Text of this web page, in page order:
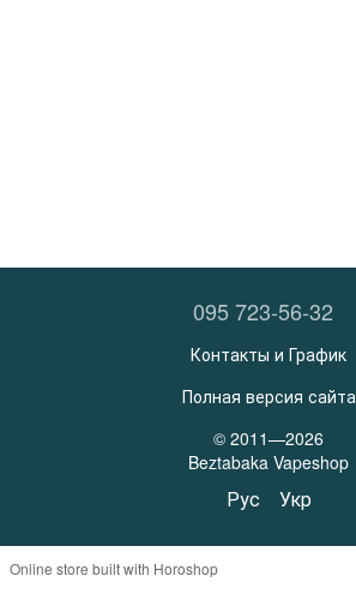
095 723-56-32
Контакты и График
Полная версия сайта
© 2011—2026
Beztabaka Vapeshop
Рус Укр
Online store built with Horoshop